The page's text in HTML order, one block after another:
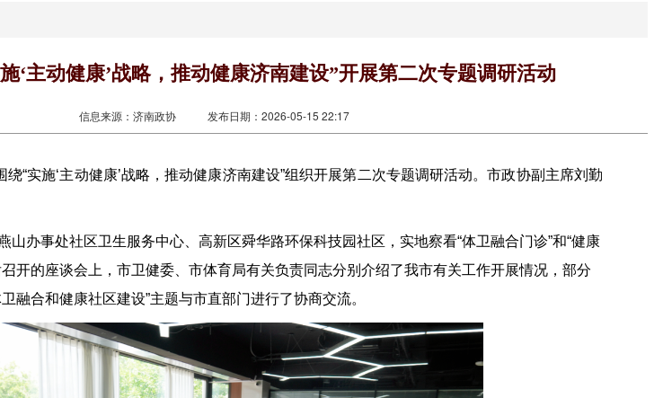
‘主动健康’战略，推动健康济南建设”开展第二次专题调研活动
信息来源：济南政协 发布日期：2026-05-15 22:17
“实施‘主动健康’战略，推动健康济南建设”组织开展第二次专题调研活动。市政协副主席刘勤
山办事处社区卫生服务中心、高新区舜华路环保科技园社区，实地察看“体卫融合门诊”和“健康
开的座谈会上，市卫健委、市体育局有关负责同志分别介绍了我市有关工作开展情况，部分
融合和健康社区建设”主题与市直部门进行了协商交流。